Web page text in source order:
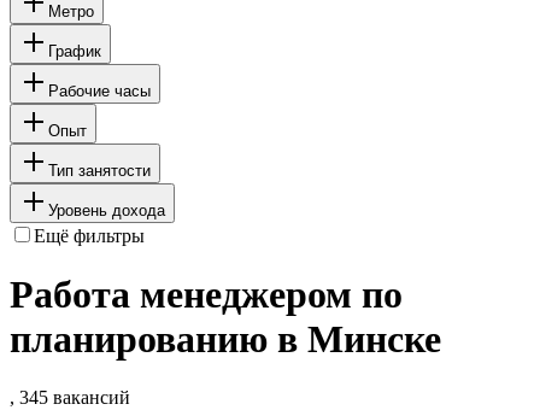
Метро
График
Рабочие часы
Опыт
Тип занятости
Уровень дохода
Ещё фильтры
Работа менеджером по
планированию в Минске
, 345 вакансий